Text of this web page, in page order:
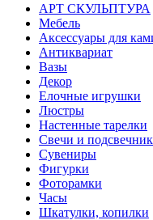
АРТ СКУЛЬПТУРА
Мебель
Аксессуары для
Антиквариат
Вазы
Декор
Елочные игрушки
Люстры
Настенные тарелки
Свечи и
Сувениры
Фигурки
Фоторамки
Часы
Шкатулки, копилки